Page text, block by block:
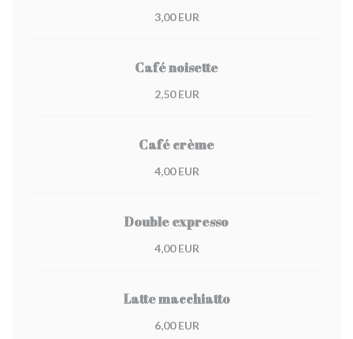
3,00 EUR
Café noisette
2,50 EUR
Café crème
4,00 EUR
Double expresso
4,00 EUR
Latte macchiatto
6,00 EUR